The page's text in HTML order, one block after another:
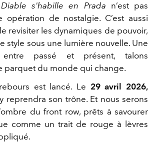
Diable s'habille en Prada n’est pas
opération de nostalgie. C’est aussi
revisiter les dynamiques de pouvoir,
style sous une lumière nouvelle. Une
entre passé et présent, talons
parquet du monde qui change.
est lancé. Le 29 avril 2026,
reprendra son trône. Et nous serons
du front row, prêts à savourer
comme un trait de rouge à lèvres